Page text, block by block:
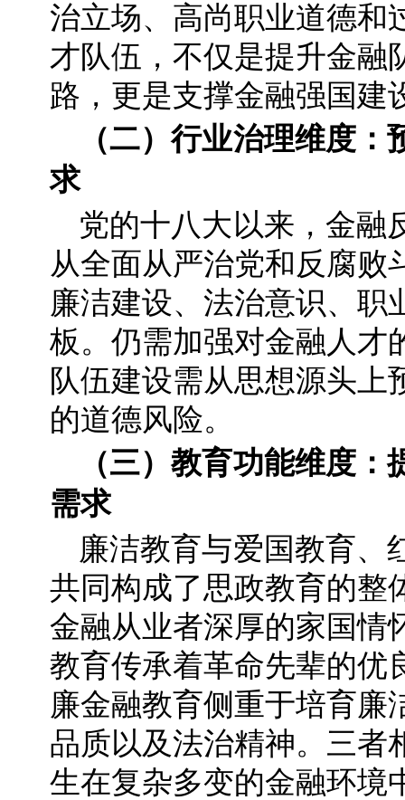
治立场、高尚职业道德和
才队伍，不仅是提升金融
路，更是支撑金融强国建
（二）行业治理维度
求
党的十八大以来，金融
从全面从严治党和反腐败
廉洁建设、法治意识、职
板。仍需加强对金融人才
队伍建设需从思想源头上
的道德风险。
（三）教育功能维度
需求
廉洁教育与爱国教育、
共同构成了思政教育的整
金融从业者深厚的家国情
教育传承着革命先辈的优
廉金融教育侧重于培育廉
品质以及法治精神。三者
生在复杂多变的金融环境